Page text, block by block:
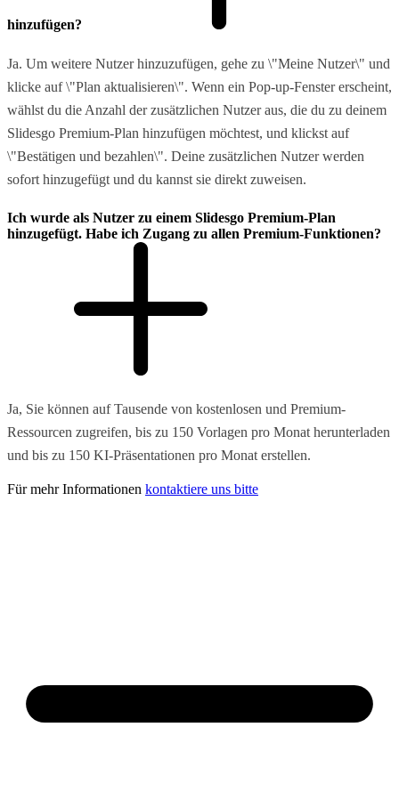
hinzufügen?
Ja. Um weitere Nutzer hinzuzufügen, gehe zu \"Meine Nutzer\" und
klicke auf \"Plan aktualisieren\". Wenn ein Pop-up-Fenster erscheint,
wählst du die Anzahl der zusätzlichen Nutzer aus, die du zu deinem
Slidesgo Premium-Plan hinzufügen möchtest, und klickst auf
\"Bestätigen und bezahlen\". Deine zusätzlichen Nutzer werden
sofort hinzugefügt und du kannst sie direkt zuweisen.
Ich wurde als Nutzer zu einem Slidesgo Premium-Plan
hinzugefügt. Habe ich Zugang zu allen Premium-Funktionen?
Ja, Sie können auf Tausende von kostenlosen und Premium-
Ressourcen zugreifen, bis zu 150 Vorlagen pro Monat herunterladen
und bis zu 150 KI-Präsentationen pro Monat erstellen.
Für mehr Informationen kontaktiere uns bitte